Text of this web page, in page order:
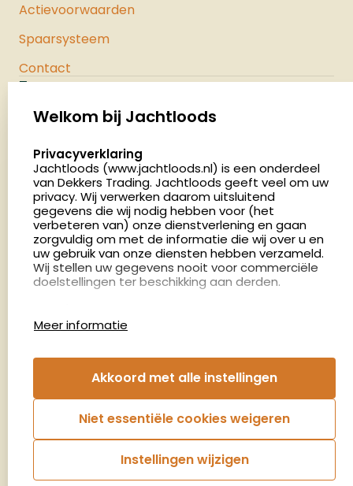
Actievoorwaarden
Spaarsysteem
Contact
Palenrij 1
Nederland
4.8
2883 beoordelingen
Openingstijden
Dinsdag en donderdag: 13:00 - 17:00 én 18:00 - 21:00
uur
Afspraak maken
Nieuwsbrief
€5,- kortingsbon voor uw volgende bestelling.
Blijf op de hoogte van het laatste nieuws
Welkom bij Jachtloods
select language
Privacyverklaring
Jachtloods (www.jachtloods.nl) is een onderdeel
van Dekkers Trading. Jachtloods geeft veel om uw
privacy. Wij verwerken daarom uitsluitend
gegevens die wij nodig hebben voor (het
verbeteren van) onze dienstverlening en gaan
zorgvuldig om met de informatie die wij over u en
uw gebruik van onze diensten hebben verzameld.
Wij stellen uw gegevens nooit voor commerciële
doelstellingen ter beschikking aan derden.
gebruiken en hoe effectief de Adwords-
advertenties van Dekkers trading bij Google
zoekresultaatpagina’s zijn. De aldus verkregen
informatie wordt, met inbegrip van het adres van
uw computer (IP-adres), overgebracht naar en
door Google opgeslagen op servers in de
Verenigde Staten. Lees het privacybeleid van
Google voor meer informatie. U treft ook het
Meer informatie
Akkoord met alle instellingen
Niet essentiële cookies weigeren
Instellingen wijzigen